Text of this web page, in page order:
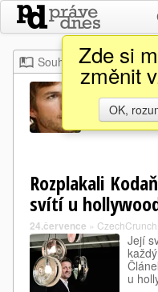
Zde si
změnit
OK,
Souhrn Moje
Rozplakali
svítí u
24.července » CzechCrunch
Její
u